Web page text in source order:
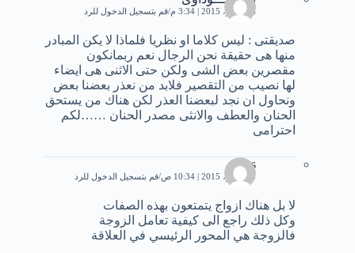
6 نوفمبر، 2015 | 3:34 م قم بتسجيل الدخول للرد
صديقتى : ليس كلاما او نظريا فلماذا لا يكن المبادر
منها هى حقيقة نحن الرجال نعم ربمانكون
مقصرين بعض الشى ولكن حتى الاثنى هى ايضاء
لها نصيب من التقصير فلابد من نعذر بعضنا بعض
ونحاول ان نجد لبعضنا العذر لكن هناك من يستحق
الحنان والعطف والانثى مصدر الحنان ……لكم
احترامى
driss
8 نوفمبر، 2015 | 10:34 ص قم بتسجيل الدخول للرد
لا بل هناك ازواج يتمتعون بهذه الصفات
وكل ذلك راجع الى كيفية تعامل الزوجة
فالزوجة هي المحور الرئيسي في العلاقة